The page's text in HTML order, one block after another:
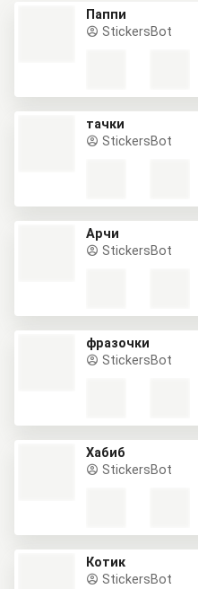
Паппи
StickersBot
тачки
StickersBot
Арчи
StickersBot
фразочки
StickersBot
Хабиб
StickersBot
Котик
StickersBot